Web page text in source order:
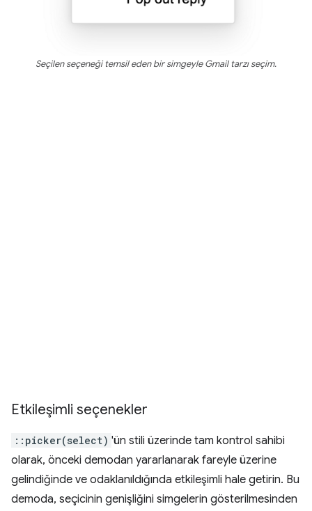
Seçilen seçeneği temsil eden bir simgeyle Gmail tarzı seçim.
Etkileşimli seçenekler
::picker(select) 'ün stili üzerinde tam kontrol sahibi
olarak, önceki demodan yararlanarak fareyle üzerine
gelindiğinde ve odaklanıldığında etkileşimli hale getirin. Bu
demoda, seçicinin genişliğini simgelerin gösterilmesinden